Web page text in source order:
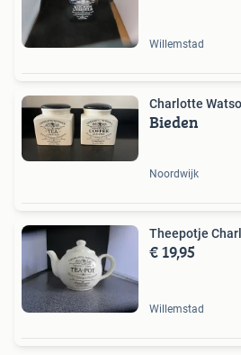
Willemstad
Charlotte
Bieden
Noordwijk
Theepotje
€ 19,95
Willemstad